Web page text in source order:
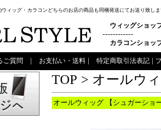
ィッグ・カラコンどちらのお店の商品も同梱発送にてお送り致し
ウィッグショッ
------------
カラコンショッ
ご質問 お支払い・送料 特定商取引法表記
TOP > オールウ
オールウィッグ 【シュガーショ